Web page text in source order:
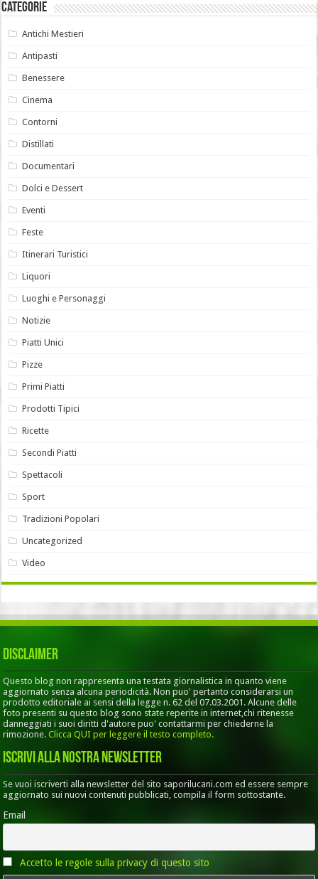
Categorie
Antichi Mestieri
Antipasti
Benessere
Cinema
Contorni
Distillati
Documentari
Dolci e Dessert
Eventi
Feste
Itinerari Turistici
Liquori
Luoghi e Personaggi
Notizie
Piatti Unici
Pizze
Primi Piatti
Prodotti Tipici
Ricette
Secondi Piatti
Spettacoli
Sport
Tradizioni Popolari
Uncategorized
Video
Disclaimer
Questo blog non rappresenta una testata giornalistica in quanto viene
aggiornato senza alcuna periodicità. Non puo' pertanto considerarsi un
prodotto editoriale ai sensi della legge n. 62 del 07.03.2001. Alcune delle
foto presenti su questo blog sono state reperite in internet,chi ritenesse
danneggiati i suoi diritti d'autore puo' contattarmi per chiederne la
rimozione.Clicca QUI per leggere il testo completo.
Iscrivi alla nostra Newsletter
Se vuoi iscriverti alla newsletter del sito saporilucani.com ed essere sempre
aggiornato sui nuovi contenuti pubblicati, compila il form sottostante.
Email
Accetto le regole sulla privacy di questo sito